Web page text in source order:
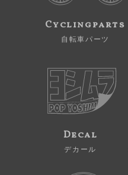
Cyclingparts
自転車パーツ
Decal
デカール